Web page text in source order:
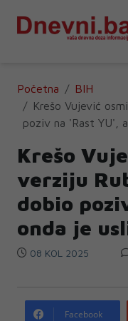
Početna
BIH
Krešo Vujević
poziv na 'Rast YU',
Krešo
verziju
dobio
onda je
08 KOL 2025
Facebook